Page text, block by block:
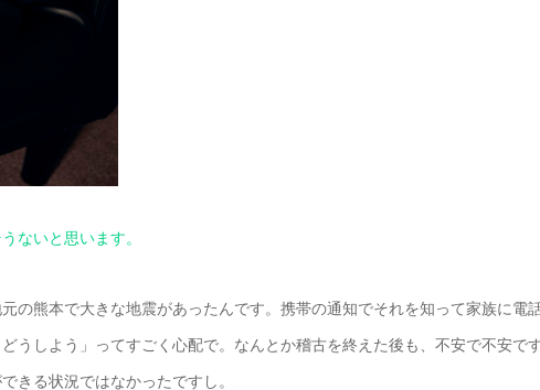
ないと思います。
の熊本で大きな地震があったんです。携帯の通知でそれを知って家族に電
うしよう」ってすごく心配で。なんとか稽古を終えた後も、不安で不安で
きる状況ではなかったですし。